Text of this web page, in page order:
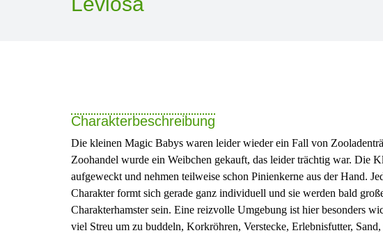
Charakterbeschreibung
Die kleinen Magic Babys waren leider wieder ein Fall von
Zoohandel wurde ein Weibchen gekauft, das leider trächtig war. Die
aufgeweckt und nehmen teilweise schon Pinienkerne aus der Hand.
Charakter formt sich gerade ganz individuell und sie werden bald
Charakterhamster sein. Eine reizvolle Umgebung ist hier besonders
viel Streu um zu buddeln, Korkröhren, Verstecke, Erlebnisfutter,